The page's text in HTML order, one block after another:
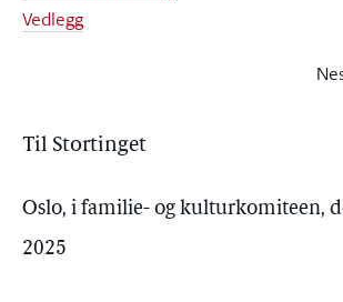
Vedlegg
Til Stortinget
Oslo, i familie- og kulturkomiteen,
2025